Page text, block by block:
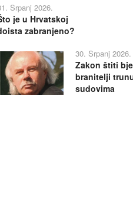
Srpanj 2026.
je u Hrvatskoj
zabranjeno?
30. Srpanj 2026.
Zakon štiti
branitelji
sudovima